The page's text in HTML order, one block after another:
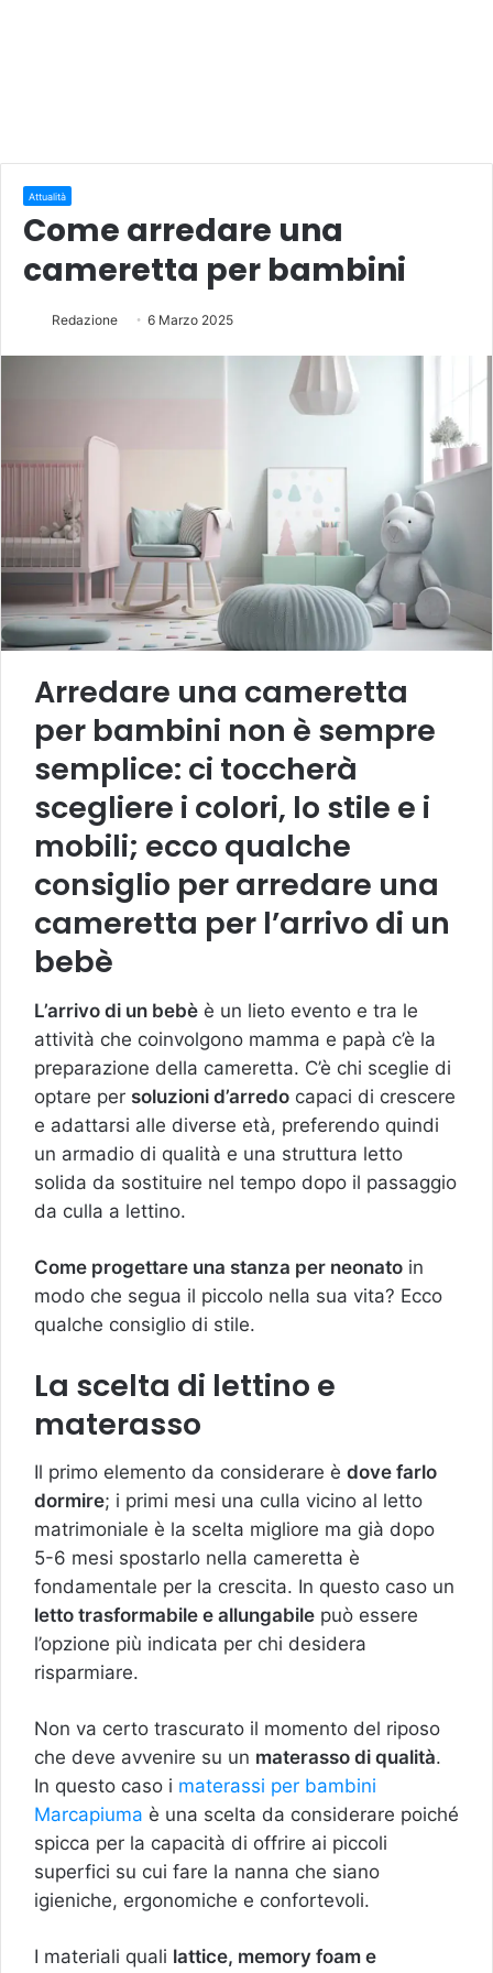
Attualità
Come arredare una
cameretta per bambini
Redazione 6 Marzo 2025
Arredare una cameretta
per bambini non è sempre
semplice: ci toccherà
scegliere i colori, lo stile e i
mobili; ecco qualche
consiglio per arredare una
cameretta per l’arrivo di un
bebè
L’arrivo di un bebè è un lieto evento e tra le
attività che coinvolgono mamma e papà c’è la
preparazione della cameretta. C’è chi sceglie di
optare per soluzioni d’arredo capaci di crescere
e adattarsi alle diverse età, preferendo quindi
un armadio di qualità e una struttura letto
solida da sostituire nel tempo dopo il passaggio
da culla a lettino.
Come progettare una stanza per neonato in
modo che segua il piccolo nella sua vita? Ecco
qualche consiglio di stile.
La scelta di lettino e
materasso
Il primo elemento da considerare è dove farlo
dormire; i primi mesi una culla vicino al letto
matrimoniale è la scelta migliore ma già dopo
5-6 mesi spostarlo nella cameretta è
fondamentale per la crescita. In questo caso un
letto trasformabile e allungabile può essere
l’opzione più indicata per chi desidera
risparmiare.
Non va certo trascurato il momento del riposo
che deve avvenire su un materasso di qualità.
In questo caso i materassi per bambini
Marcapiuma è una scelta da considerare poiché
spicca per la capacità di offrire ai piccoli
superfici su cui fare la nanna che siano
igieniche, ergonomiche e confortevoli.
I materiali quali lattice, memory foam e